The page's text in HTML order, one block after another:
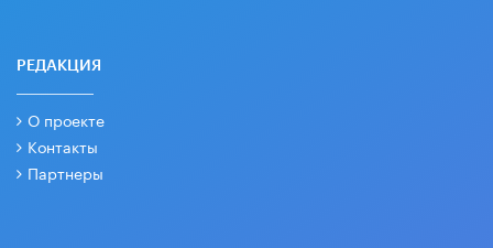
РЕДАКЦИЯ
О проекте
Контакты
Партнеры